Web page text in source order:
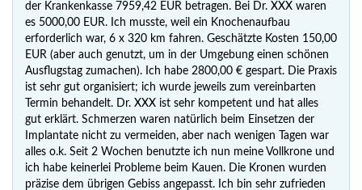
der Krankenkasse 7959,42 EUR betragen. Bei Dr. XXX waren
es 5000,00 EUR. Ich musste, weil ein Knochenaufbau
erforderlich war, 6 x 320 km fahren. Geschätzte Kosten 150,00
EUR (aber auch genutzt, um in der Umgebung einen schönen
Ausflugstag zumachen). Ich habe 2800,00 € gespart. Die Praxis
ist sehr gut organisiert; ich wurde jeweils zum vereinbarten
Termin behandelt. Dr. XXX ist sehr kompetent und hat alles
gut erklärt. Schmerzen waren natürlich beim Einsetzen der
Implantate nicht zu vermeiden, aber nach wenigen Tagen war
alles o.k. Seit 2 Wochen benutzte ich nun meine Vollkrone und
ich habe keinerlei Probleme beim Kauen. Die Kronen wurden
präzise dem übrigen Gebiss angepasst. Ich bin sehr zufrieden